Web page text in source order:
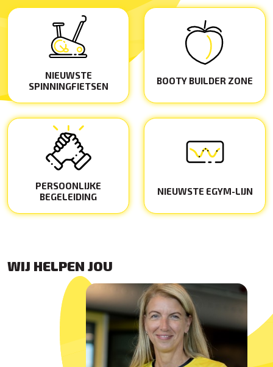
NIEUWSTE
SPINNINGFIETSEN
BOOTY BUILDER ZONE
PERSOONLIJKE
BEGELEIDING
NIEUWSTE EGYM-LIJN
WIJ HELPEN JOU